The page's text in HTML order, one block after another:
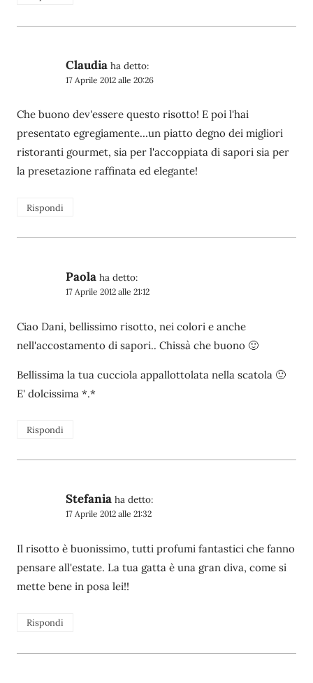
Claudia ha detto:
17 Aprile 2012 alle 20:26
Che buono dev'essere questo risotto! E poi l'hai
presentato egregiamente…un piatto degno dei migliori
ristoranti gourmet, sia per l'accoppiata di sapori sia per
la presetazione raffinata ed elegante!
Rispondi
Paola ha detto:
17 Aprile 2012 alle 21:12
Ciao Dani, bellissimo risotto, nei colori e anche
nell'accostamento di sapori.. Chissà che buono 🙂
Bellissima la tua cucciola appallottolata nella scatola 🙂
E' dolcissima *.*
Rispondi
Stefania ha detto:
17 Aprile 2012 alle 21:32
Il risotto è buonissimo, tutti profumi fantastici che fanno
pensare all'estate. La tua gatta è una gran diva, come si
mette bene in posa lei!!
Rispondi